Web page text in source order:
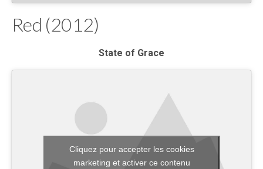
Red (2012)
State of Grace
Cliquez pour accepter les cookies
marketing et activer ce contenu